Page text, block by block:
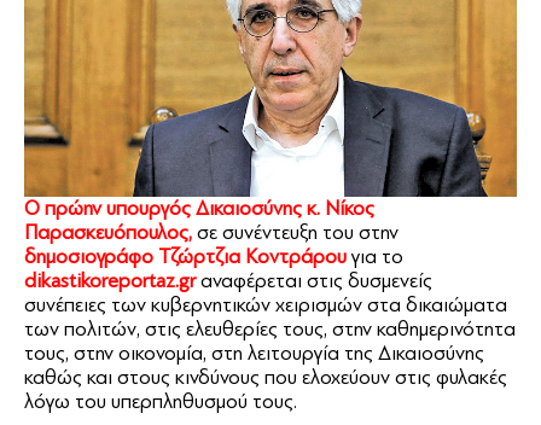
Ο πρώην υπουργός Δικαιοσύνης κ. Νίκος
Παρασκευόπουλος, σε συνέντευξη του στην
δημοσιογράφο Τζώρτζια Κοντράρουγια το
dikastikoreportaz.grαναφέρεται στις δυσμενείς
συνέπειες των κυβερνητικών χειρισμών στα δικαιώματα
των πολιτών, στις ελευθερίες τους, στην καθημερινότητα
τους, στην οικονομία, στη λειτουργία της Δικαιοσύνης
καθώς και στους κινδύνους που ελοχεύουν στις φυλακές
λόγω του υπερπληθυσμού τους.